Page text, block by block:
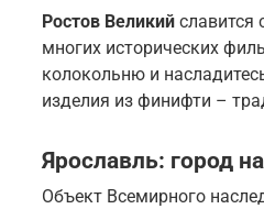
Ростов Великий
многих исторических
колокольню и
изделия из финифти –
Ярославль: город
Объект Всемирного